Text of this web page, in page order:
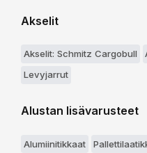
Akselit
Akselit: Schmitz Cargobull
Levyjarrut
Alustan lisävarusteet
Alumiinitikkaat